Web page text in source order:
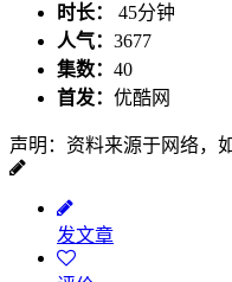
时长： 45分钟
人气： 3677
集数： 40
首发： 优酷网
声明：资料来源于网络，
发文章